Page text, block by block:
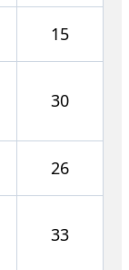
15
30
26
33